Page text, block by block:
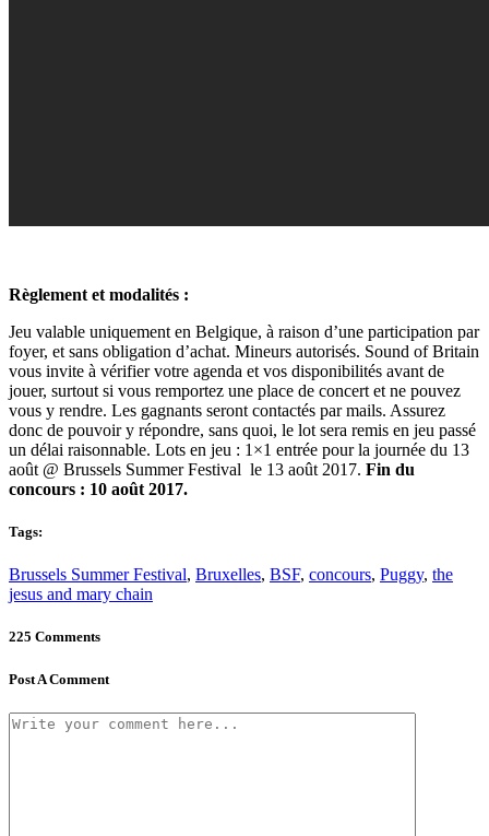
Règlement et modalités :
Jeu valable uniquement en Belgique, à raison d’une participation par
foyer, et sans obligation d’achat. Mineurs autorisés. Sound of Britain
vous invite à vérifier votre agenda et vos disponibilités avant de
jouer, surtout si vous remportez une place de concert et ne pouvez
vous y rendre. Les gagnants seront contactés par mails. Assurez
donc de pouvoir y répondre, sans quoi, le lot sera remis en jeu passé
un délai raisonnable. Lots en jeu : 1×1 entrée pour la journée du 13
août @ Brussels Summer Festival le 13 août 2017. Fin du
concours : 10 août 2017.
Tags:
Brussels Summer Festival, Bruxelles, BSF, concours, Puggy, the
jesus and mary chain
225 Comments
Post A Comment